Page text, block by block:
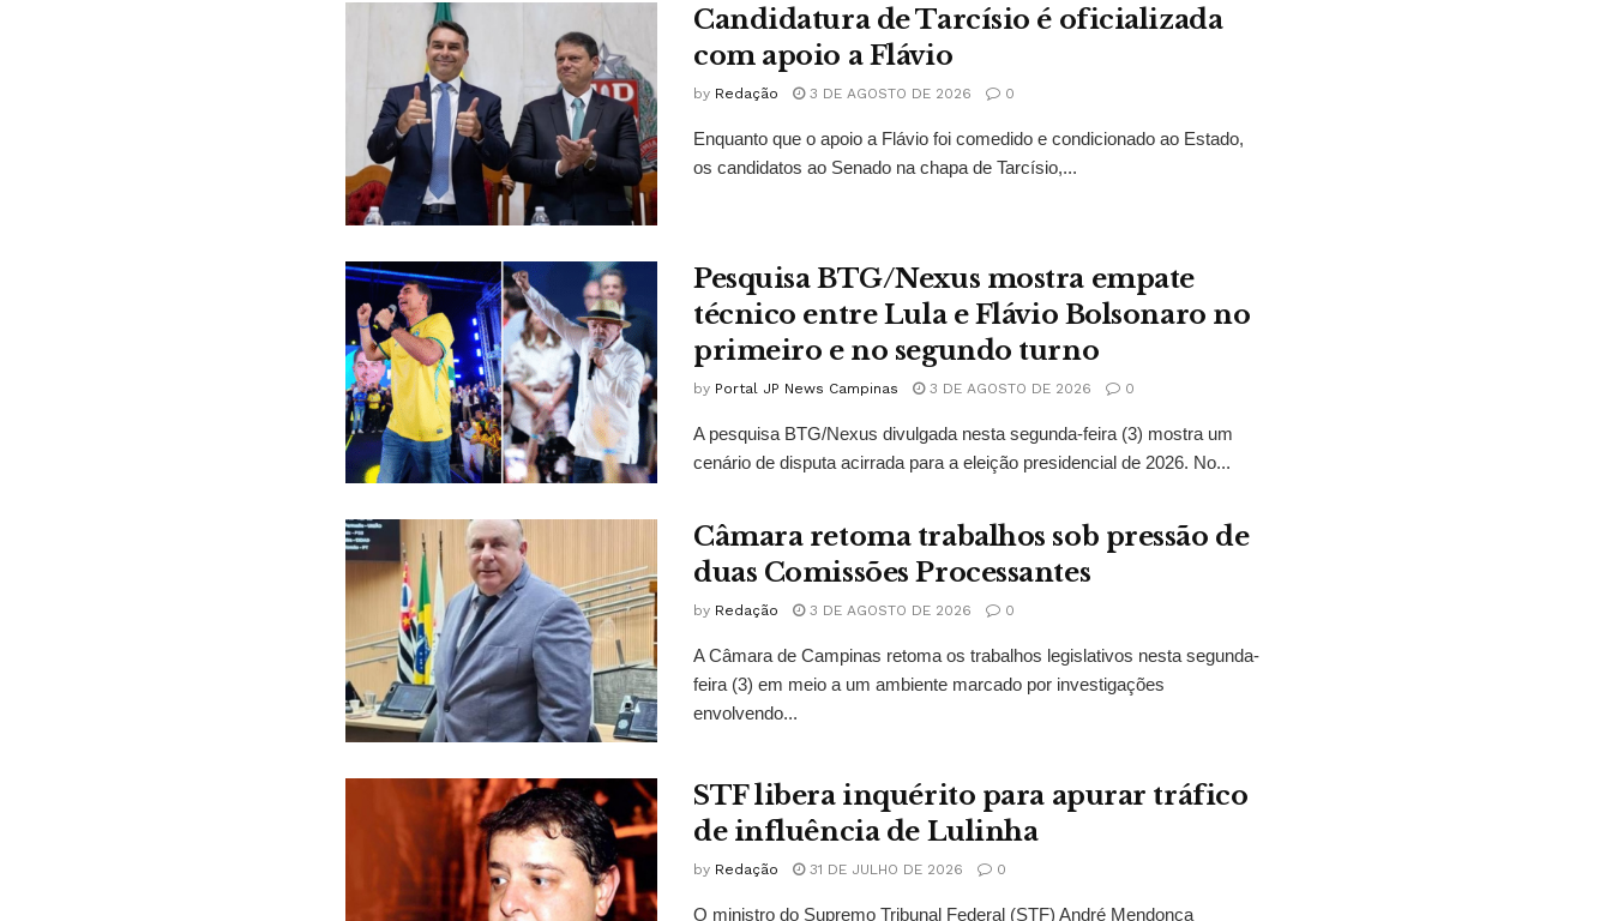
Candidatura de Tarcísio é oficializada
com apoio a Flávio
by Redação 3 DE AGOSTO DE 2026 0
Enquanto que o apoio a Flávio foi comedido e condicionado ao Estado,
os candidatos ao Senado na chapa de Tarcísio,...
Pesquisa BTG/Nexus mostra empate
técnico entre Lula e Flávio Bolsonaro no
primeiro e no segundo turno
by Portal JP News Campinas 3 DE AGOSTO DE 2026 0
A pesquisa BTG/Nexus divulgada nesta segunda-feira (3) mostra um
cenário de disputa acirrada para a eleição presidencial de 2026. No...
Câmara retoma trabalhos sob pressão de
duas Comissões Processantes
by Redação 3 DE AGOSTO DE 2026 0
A Câmara de Campinas retoma os trabalhos legislativos nesta segunda-
feira (3) em meio a um ambiente marcado por investigações
envolvendo...
STF libera inquérito para apurar tráfico
de influência de Lulinha
by Redação 31 DE JULHO DE 2026 0
O ministro do Supremo Tribunal Federal (STF) André Mendonça